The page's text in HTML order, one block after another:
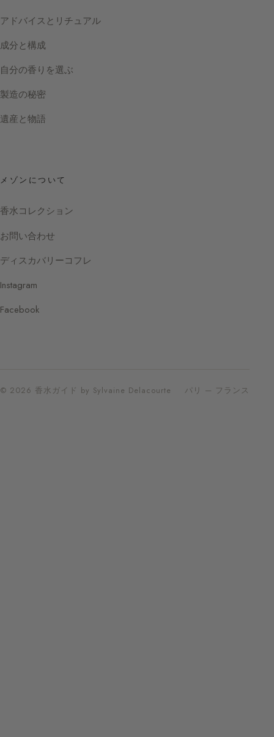
アドバイスとリチュアル
成分と構成
自分の香りを選ぶ
製造の秘密
遺産と物語
メゾンについて
香水コレクション
お問い合わせ
ディスカバリーコフレ
Instagram
Facebook
© 2026 香水ガイド by Sylvaine Delacourte パリ — フランス